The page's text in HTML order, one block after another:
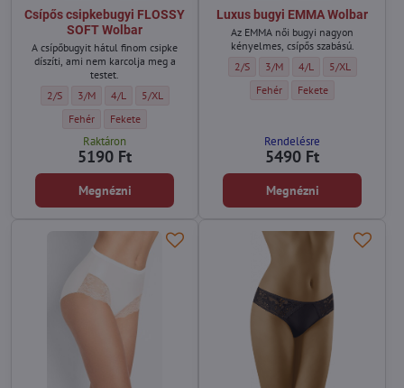
Csípős csipkebugyi FLOSSY
SOFT Wolbar
A csípőbugyit hátul finom csipke
díszíti, ami nem karcolja meg a
testet.
Csípős csipkebugyi FLOSSY SOFT Wolbar - Méret:
2/S Csípős csipkebugyi FLOSSY SOFT Wolbar - Méret:
3/M Csípős csipkebugyi FLOSSY SOFT Wolbar - Méret:
4/L Csípős csipkebugyi FLOSSY SOFT Wolbar - Méret:
5/XL
Csípős csipkebugyi FLOSSY SOFT Wolbar - Szín:
Fehér Csípős csipkebugyi FLOSSY SOFT Wolbar - Szín:
Fekete
Raktáron
5190 Ft
Megnézni
Luxus bugyi EMMA Wolbar
Az EMMA női bugyi nagyon
kényelmes, csípős szabású.
Luxus bugyi EMMA Wolbar - Méret:
2/S Luxus bugyi EMMA Wolbar -
3/M Luxus bugyi EMMA
4/L Luxus bugyi
5/XL
Luxus bugyi EMMA Wolbar - Szín:
Fehér Luxus bugyi EMMA
Fekete
Rendelésre
5490 Ft
Megnézni